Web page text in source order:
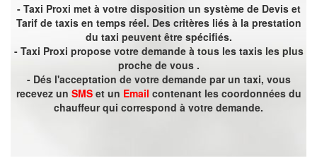
- Taxi Proxi met à votre disposition un système de Devis et
Tarif de taxis en temps réel. Des critères liés à la prestation
du taxi peuvent être spécifiés.
- Taxi Proxi propose votre demande à tous les taxis les plus
proche de vous .
- Dés l'acceptation de votre demande par un taxi, vous
recevez un SMSet un Email contenant les coordonnées du
chauffeur qui correspond à votre demande.